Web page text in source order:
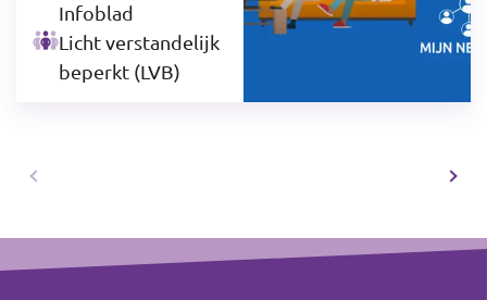
Infoblad
Licht verstandelijk
beperkt (LVB)